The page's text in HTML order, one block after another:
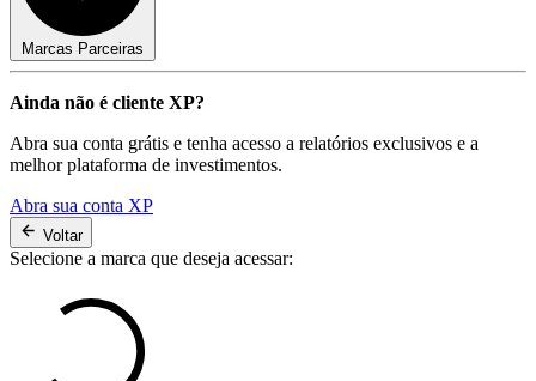
Marcas Parceiras
Ainda não é cliente XP?
Abra sua conta grátis e tenha acesso a relatórios exclusivos e a
melhor plataforma de investimentos.
Abra sua conta XP
Voltar
Selecione a marca que deseja acessar: